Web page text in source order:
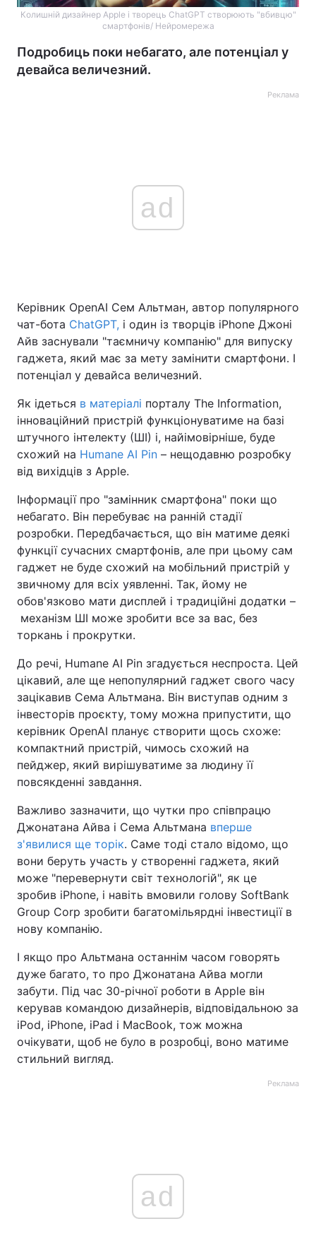
Колишній дизайнер Apple і творець ChatGPT створюють "вбивцю"
смартфонів/ Нейромережа
Подробиць поки небагато, але потенціал у
девайса величезний.
Реклама
ad
Керівник OpenAI Сем Альтман, автор популярного
чат-бота ChatGPT, і один із творців iPhone Джоні
Айв заснували "таємничу компанію" для випуску
гаджета, який має за мету замінити смартфони. І
потенціал у девайса величезний.
Як ідеться в матеріалі порталу The Information,
інноваційний пристрій функціонуватиме на базі
штучного інтелекту (ШІ) і, найімовірніше, буде
схожий на Humane AI Pin – нещодавню розробку
від вихідців з Apple.
Інформації про "замінник смартфона" поки що
небагато. Він перебуває на ранній стадії
розробки. Передбачається, що він матиме деякі
функції сучасних смартфонів, але при цьому сам
гаджет не буде схожий на мобільний пристрій у
звичному для всіх уявленні. Так, йому не
обов'язково мати дисплей і традиційні додатки –
механізм ШІ може зробити все за вас, без
торкань і прокрутки.
До речі, Humane AI Pin згадується неспроста. Цей
цікавий, але ще непопулярний гаджет свого часу
зацікавив Сема Альтмана. Він виступав одним з
інвесторів проєкту, тому можна припустити, що
керівник OpenAI планує створити щось схоже:
компактний пристрій, чимось схожий на
пейджер, який вирішуватиме за людину її
повсякденні завдання.
Важливо зазначити, що чутки про співпрацю
Джонатана Айва і Сема Альтмана вперше
з'явилися ще торік. Саме тоді стало відомо, що
вони беруть участь у створенні гаджета, який
може "перевернути світ технологій", як це
зробив iPhone, і навіть вмовили голову SoftBank
Group Corp зробити багатомільярдні інвестиції в
нову компанію.
І якщо про Альтмана останнім часом говорять
дуже багато, то про Джонатана Айва могли
забути. Під час 30-річної роботи в Apple він
керував командою дизайнерів, відповідальною за
iPod, iPhone, iPad і MacBook, тож можна
очікувати, щоб не було в розробці, воно матиме
стильний вигляд.
Реклама
ad